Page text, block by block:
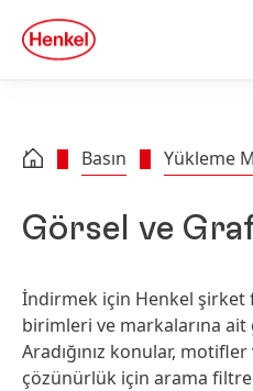
Skip to footer
quick
search
Basın Yükleme
Görsel ve
İndirmek için Henkel şirket
birimleri ve markalarına
Aradığınız konular,
çözünürlük için arama